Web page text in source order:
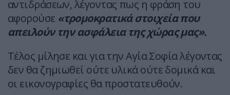
αντιδράσεων, λέγοντας πως η φράση του
αφορούσε «τρομοκρατικά στοιχεία που
απειλούν την ασφάλεια της χώρας μας».
Τέλος μίλησε και για την Αγία Σοφία λέγοντας
δεν θα ζημιωθεί ούτε υλικά ούτε δομικά και
οι εικονογραφίες θα προστατευθούν.